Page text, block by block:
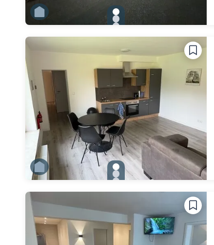
gallery.slide_selector
Zu Slide 1 wechseln
Zu Slide 2 wechseln
Zu Slide 5 wechseln
Zu Slide 6 wechseln
gallery.slide_selector
Zu Slide 1 wechseln
Zu Slide 2 wechseln